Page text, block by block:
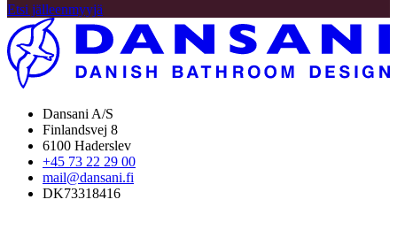
Etsi jälleenmyyjä
Dansani A/S
Finlandsvej 8
6100 Haderslev
+45 73 22 29 00
mail@dansani.fi
DK73318416